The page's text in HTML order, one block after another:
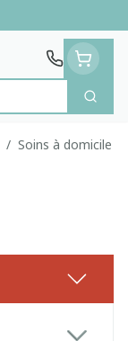
/ Soins à domicile